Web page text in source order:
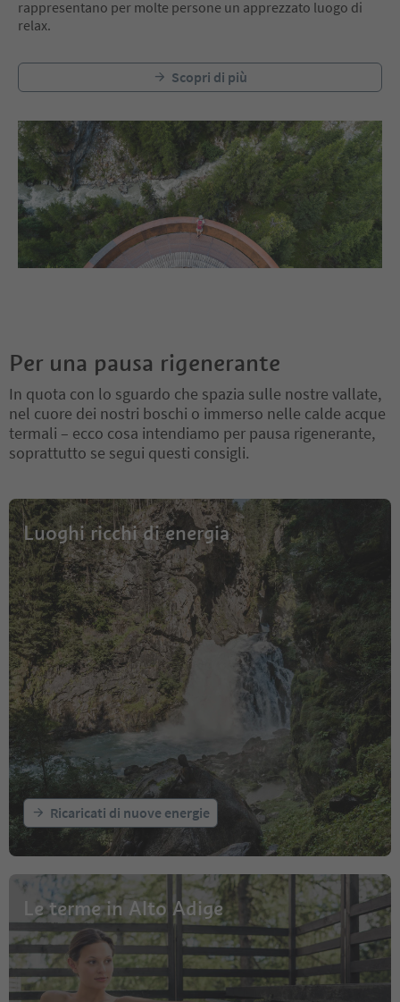
rappresentano per molte persone un apprezzato luogo di
relax.
Scopri di più
Per una pausa rigenerante
In quota con lo sguardo che spazia sulle nostre vallate,
nel cuore dei nostri boschi o immerso nelle calde acque
termali – ecco cosa intendiamo per pausa rigenerante,
soprattutto se segui questi consigli.
Luoghi ricchi di energia
Ricaricati di nuove energie
Le terme in Alto Adige